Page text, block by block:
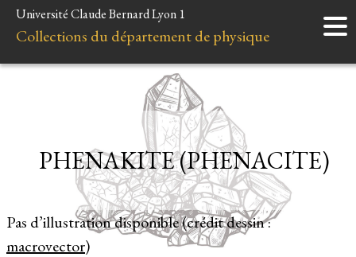
Accueil
Instruments
Liens et ressources
Université Claude Bernard Lyon 1
Collections du département de physique
Pas d’illustration disponible (crédit dessin :
macrovector)
PHENAKITE (PHENACITE)